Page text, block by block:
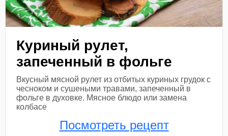
Куриный рулет,
запеченный в фольге
Вкусный мясной рулет из отбитых куриных грудок с
чесноком и сушеными травами, запеченный в
фольге в духовке. Мясное блюдо или замена
колбасе
Посмотреть рецепт